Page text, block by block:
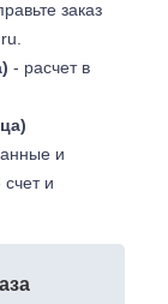
заказ
- расчет в
и
и